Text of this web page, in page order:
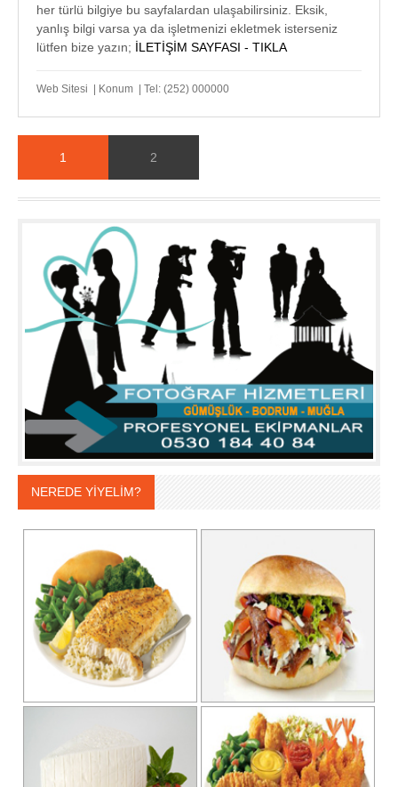
her türlü bilgiye bu sayfalardan ulaşabilirsiniz. Eksik,
yanlış bilgi varsa ya da işletmenizi ekletmek isterseniz
lütfen bize yazın; İLETİŞİM SAYFASI - TIKLA
Web Sitesi | Konum | Tel: (252) 000000
1 2
NEREDE YİYELİM?